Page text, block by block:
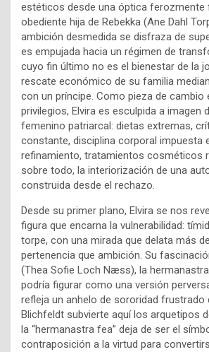
estéticos desde una óptica ferozmente
obediente hija de Rebekka (Ane Dahl
ambición desmedida se disfraza de
es empujada hacia un régimen de
cuyo fin último no es el bienestar de la
rescate económico de su familia
con un príncipe. Como pieza de cambio
privilegios, Elvira es esculpida a imagen
femenino patriarcal: dietas extremas,
constante, disciplina corporal impuesta
refinamiento, tratamientos cosméticos
sobre todo, la interiorización de una
construida desde el rechazo.
Desde su primer plano, Elvira se nos
figura que encarna la vulnerabilidad:
torpe, con una mirada que delata más
pertenencia que ambición. Su
(Thea Sofie Loch Næss), la
podría figurar como una versión
refleja un anhelo de sororidad frustrado
Blichfeldt subvierte aquí los arquetipos
la “hermanastra fea” deja de ser el
contraposición a la virtud para